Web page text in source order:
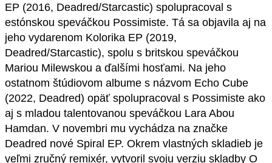
EP (2016, Deadred/Starcastic) spolupracoval s
estónskou speváčkou Possimiste. Tá sa objavila aj na
jeho vydarenom Kolorika EP (2019,
Deadred/Starcastic), spolu s britskou speváčkou
Mariou Milewskou a ďalšími hosťami. Na jeho
ostatnom štúdiovom albume s názvom Echo Cube
(2022, Deadred) opäť spolupracoval s Possimiste ako
aj s mladou talentovanou speváčkou Lara Abou
Hamdan. V novembri mu vychádza na značke
Deadred nové Spiral EP. Okrem vlastných skladieb je
veľmi zručný remixér, vytvoril svoju verziu skladby O